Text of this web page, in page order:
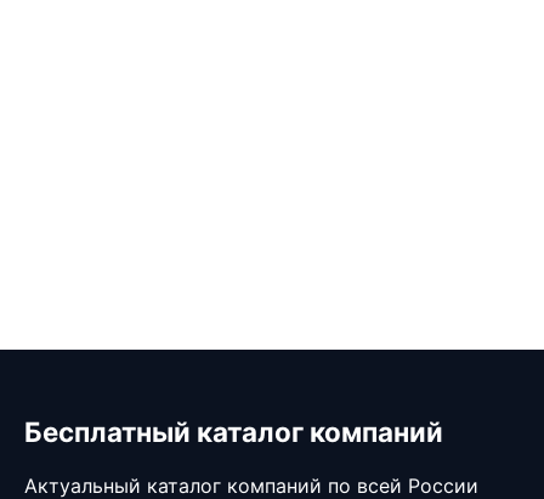
Бесплатный каталог компаний
Актуальный каталог компаний по всей России